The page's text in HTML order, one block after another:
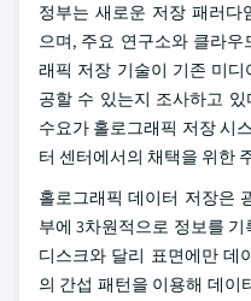
정부는 새로운 저장 패러다
으며, 주요 연구소와 클라
래픽 저장 기술이 기존 미
공할 수 있는지 조사하고
수요가 홀로그래픽 저장 시
터 센터에서의 채택을 위한
홀로그래픽 데이터 저장은
부에 3차원적으로 정보를
디스크와 달리 표면에만 데
의 간섭 패턴을 이용해 데이